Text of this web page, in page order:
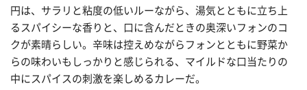
円は、サラリと粘度の低いルーながら、湯気とともに立ち上
るスパイシーな香りと、口に含んだときの奥深いフォンのコ
クが素晴らしい。辛味は控えめながらフォンとともに野菜か
らの味わいもしっかりと感じられる、マイルドな口当たりの
中にスパイスの刺激を楽しめるカレーだ。